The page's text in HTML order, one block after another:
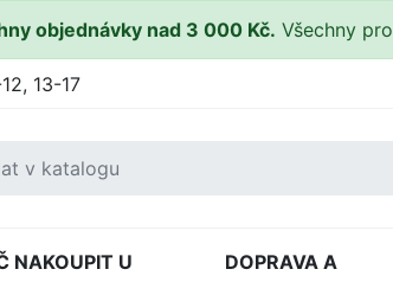
objednávky nad 3 000 Kč. Všechny
13-17
NAKOUPIT U
DOPRAVA A